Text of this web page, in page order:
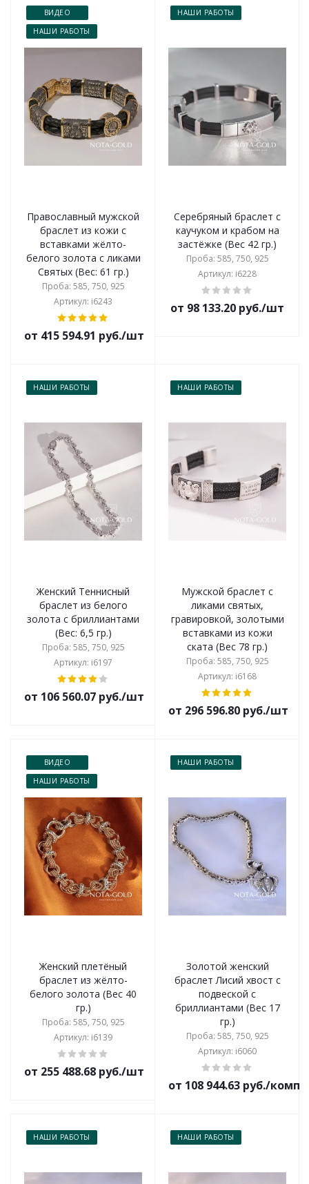
ВИДЕО
НАШИ РАБОТЫ
Православный мужской
браслет из кожи с
вставками жёлто-
белого золота с ликами
Святых (Вес: 61 гр.)
Проба: 585, 750, 925
Артикул: i6243
от 415 594.91 руб./шт
НАШИ РАБОТЫ
Серебряный браслет с
каучуком и крабом на
застёжке (Вес 42 гр.)
Проба: 585, 750, 925
Артикул: i6228
от 98 133.20 руб./шт
НАШИ РАБОТЫ
Женский Теннисный
браслет из белого
золота с бриллиантами
(Вес: 6,5 гр.)
Проба: 585, 750, 925
Артикул: i6197
от 106 560.07 руб./шт
НАШИ РАБОТЫ
Мужской браслет с
ликами святых,
гравировкой, золотыми
вставками из кожи
ската (Вес 78 гр.)
Проба: 585, 750, 925
Артикул: i6168
от 296 596.80 руб./шт
ВИДЕО
НАШИ РАБОТЫ
Женский плетёный
браслет из жёлто-
белого золота (Вес 40
гр.)
Проба: 585, 750, 925
Артикул: i6139
от 255 488.68 руб./шт
НАШИ РАБОТЫ
Золотой женский
браслет Лисий хвост с
подвеской с
бриллиантами (Вес 17
гр.)
Проба: 585, 750, 925
Артикул: i6060
от 108 944.63 руб./
НАШИ РАБОТЫ НАШИ РАБОТЫ